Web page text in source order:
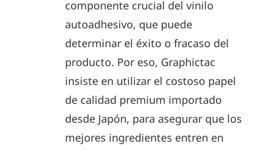
componente crucial del vinilo
autoadhesivo, que puede
determinar el éxito o fracaso del
producto. Por eso, Graphictac
insiste en utilizar el costoso papel
de calidad premium importado
desde Japón, para asegurar que los
mejores ingredientes entren en